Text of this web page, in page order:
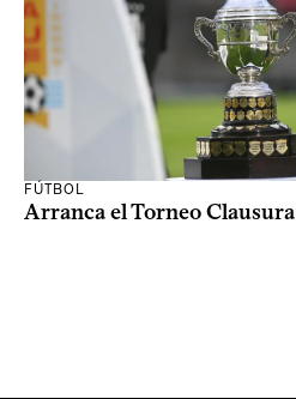
FÚTBOL
Arranca el Torneo Clausura